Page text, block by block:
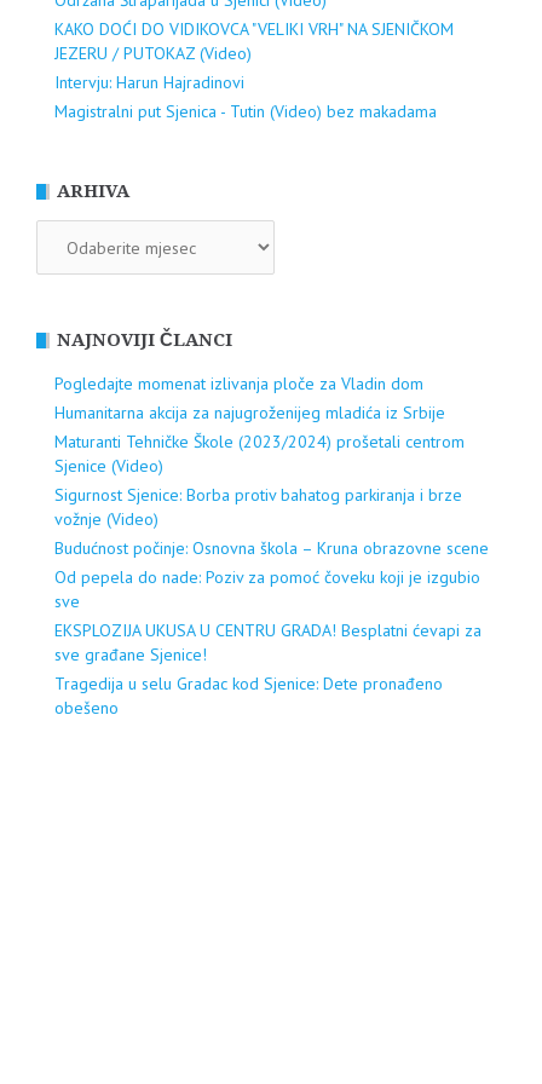
KAKO DOĆI DO VIDIKOVCA "VELIKI VRH" NA SJENIČKOM
JEZERU / PUTOKAZ (Video)
Intervju: Harun Hajradinovi
Magistralni put Sjenica - Tutin (Video) bez makadama
ARHIVA
NAJNOVIJI ČLANCI
Pogledajte momenat izlivanja ploče za Vladin dom
Humanitarna akcija za najugroženijeg mladića iz Srbije
Maturanti Tehničke Škole (2023/2024) prošetali centrom
Sjenice (Video)
Sigurnost Sjenice: Borba protiv bahatog parkiranja i brze
vožnje (Video)
Budućnost počinje: Osnovna škola – Kruna obrazovne scene
Od pepela do nade: Poziv za pomoć čoveku koji je izgubio
sve
EKSPLOZIJA UKUSA U CENTRU GRADA! Besplatni ćevapi za
sve građane Sjenice!
Tragedija u selu Gradac kod Sjenice: Dete pronađeno
obešeno